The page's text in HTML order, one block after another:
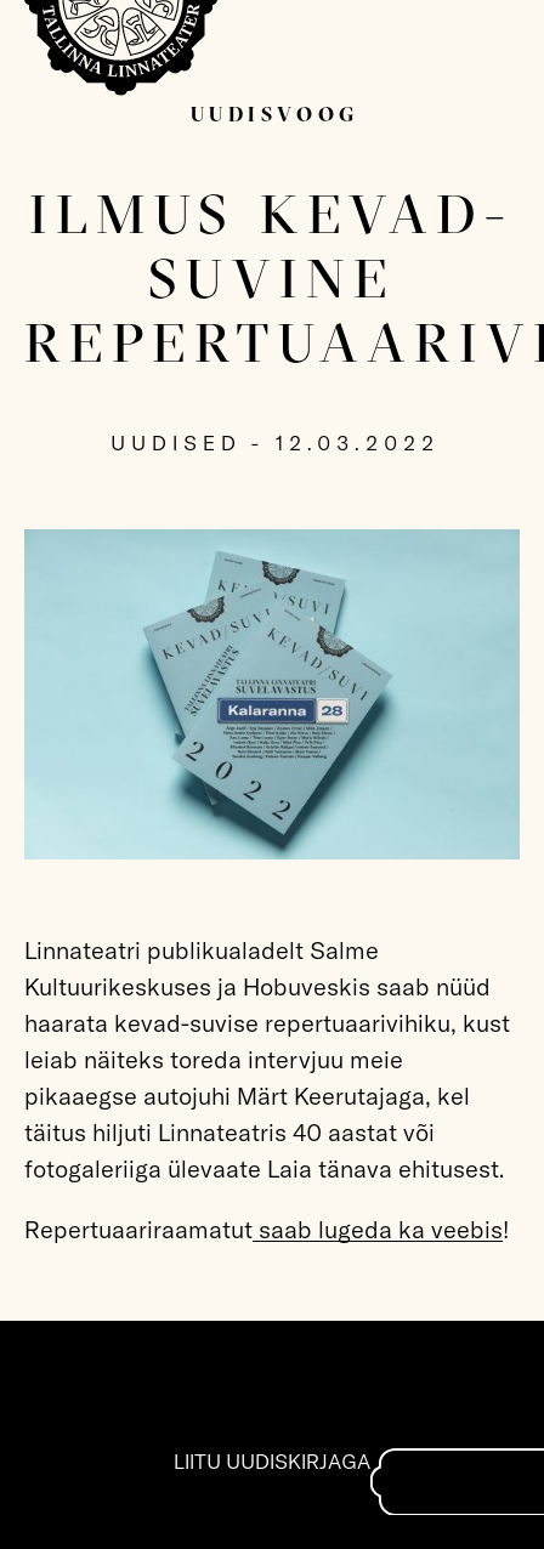
UUDISVOOG
ILMUS KEVAD-
SUVINE
UUDISED - 12.03.2022
Linnateatri publikualadelt Salme
Kultuurikeskuses ja Hobuveskis saab nüüd
haarata kevad-suvise repertuaarivihiku, kust
leiab näiteks toreda intervjuu meie
pikaaegse autojuhi Märt Keerutajaga, kel
täitus hiljuti Linnateatris 40 aastat või
fotogaleriiga ülevaate Laia tänava ehitusest.
Repertuaariraamatut saab lugeda ka veebis!
LIITU UUDISKIRJAGA